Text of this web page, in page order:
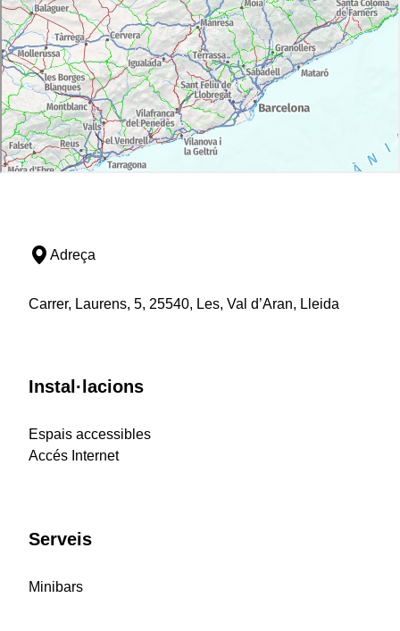
Adreça
Carrer, Laurens, 5, 25540, Les, Val d’Aran, Lleida
Instal·lacions
Espais accessibles
Accés Internet
Serveis
Minibars